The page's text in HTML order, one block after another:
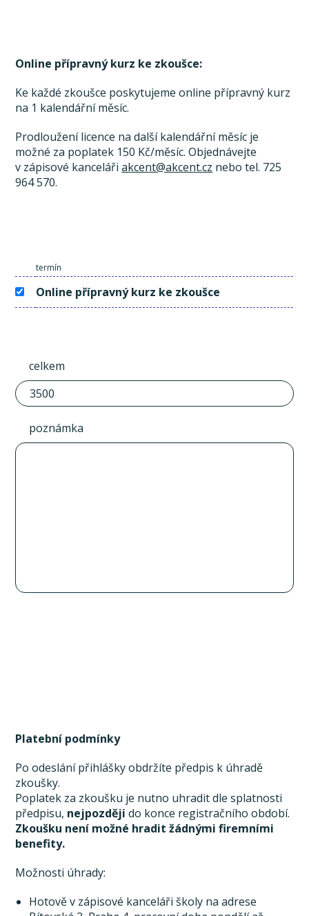
Online přípravný kurz ke zkoušce:
Ke každé zkoušce poskytujeme online přípravný kurz
na 1 kalendářní měsíc.
Prodloužení licence na další kalendářní měsíc je
možné za poplatek 150 Kč/měsíc. Objednávejte
v zápisové kancelářiakcent@akcent.cz nebo tel. 725
964 570.
termín
Online přípravný kurz ke zkoušce
celkem
poznámka
Platební podmínky
Po odeslání přihlášky obdržíte předpis k úhradě
zkoušky.
Poplatek za zkoušku je nutno uhradit dle splatnosti
předpisu, nejpozději do konce registračního období.
Zkoušku není možné hradit žádnými firemními
benefity.
Možnosti úhrady:
Hotově v zápisové kanceláři školy na adrese